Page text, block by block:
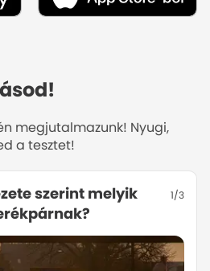
megjutalmazunk! Nyugi,
a tesztet!
1/3
szerint melyik
Mit jelent a